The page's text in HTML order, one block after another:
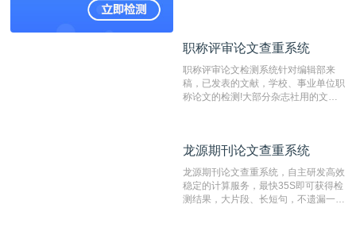
检测速度快、精度高，市场反映良好。
职称评审论文查重系统
职称评审论文检测系统针对编辑部来
稿，已发表的文献，学校、事业单位职
称论文的检测!大部分杂志社用的文献
编辑部检测来稿和已发表的文献,检测
测时注意填写第一作者,才能排除已发
表文献复制比。（限制字符数1万）
龙源期刊论文查重系统
龙源期刊论文查重系统，自主研发高效
稳定的计算服务，最快35S即可获得检
测结果，大片段、长短句，不遗漏一处